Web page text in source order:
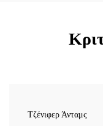
Τζένιφερ Άνταμς